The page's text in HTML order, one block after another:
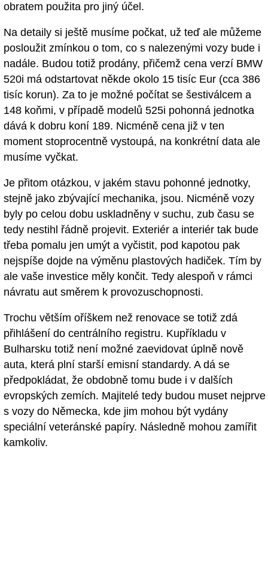
obratem použita pro jiný účel.
Na detaily si ještě musíme počkat, už teď ale můžeme
posloužit zmínkou o tom, co s nalezenými vozy bude i
nadále. Budou totiž prodány, přičemž cena verzí BMW
520i má odstartovat někde okolo 15 tisíc Eur (cca 386
tisíc korun). Za to je možné počítat se šestiválcem a
148 koňmi, v případě modelů 525i pohonná jednotka
dává k dobru koní 189. Nicméně cena již v ten
moment stoprocentně vystoupá, na konkrétní data ale
musíme vyčkat.
Je přitom otázkou, v jakém stavu pohonné jednotky,
stejně jako zbývající mechanika, jsou. Nicméně vozy
byly po celou dobu uskladněny v suchu, zub času se
tedy nestihl řádně projevit. Exteriér a interiér tak bude
třeba pomalu jen umýt a vyčistit, pod kapotou pak
nejspíše dojde na výměnu plastových hadiček. Tím by
ale vaše investice měly končit. Tedy alespoň v rámci
návratu aut směrem k provozuschopnosti.
Trochu větším oříškem než renovace se totiž zdá
přihlášení do centrálního registru. Kupříkladu v
Bulharsku totiž není možné zaevidovat úplně nově
auta, která plní starší emisní standardy. A dá se
předpokládat, že obdobně tomu bude i v dalších
evropských zemích. Majitelé tedy budou muset nejprve
s vozy do Německa, kde jim mohou být vydány
speciální veteránské papíry. Následně mohou zamířit
kamkoliv.